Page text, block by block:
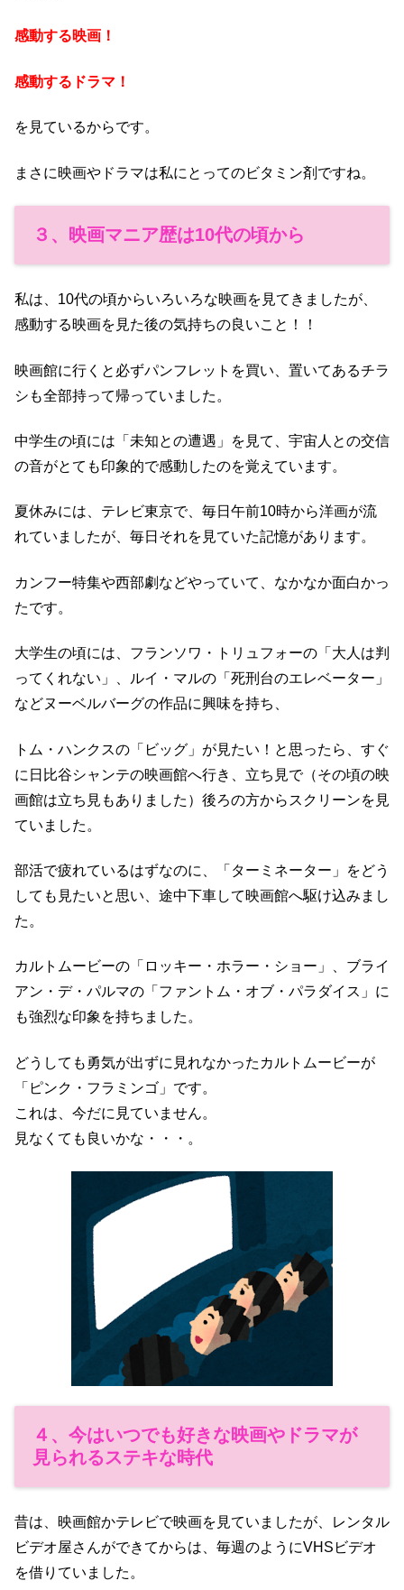
感動する映画！
感動するドラマ！
を見ているからです。
まさに映画やドラマは私にとってのビタミン剤ですね。
３、映画マニア歴は10代の頃から
私は、10代の頃からいろいろな映画を見てきましたが、
感動する映画を見た後の気持ちの良いこと！！
映画館に行くと必ずパンフレットを買い、置いてあるチラ
シも全部持って帰っていました。
中学生の頃には「未知との遭遇」を見て、宇宙人との交信
の音がとても印象的で感動したのを覚えています。
夏休みには、テレビ東京で、毎日午前10時から洋画が流
れていましたが
毎日それを見ていた記憶があります。
カンフー特集や西部劇などやっていて、 なかなか面白かっ
たです。
大学生の頃には、フランソワ・トリュフォーの「大人は判
ってくれない」、
ルイ・マルの「死刑台のエレベーター」
などヌーベルバーグの作品に興味を持ち、
トム・ハンクスの「ビッグ」が見たい！と思ったら、すぐ
に 日比谷シャンテの映画館へ行き、 立ち見で（その頃の映
画館は立ち見もありました） 後ろの方からスクリーンを見
ていました。
部活で疲れているはずなのに、「ターミネーター」をどう
しても見たいと思い、 途中下車して映画館へ駆け込みまし
た。
カルトムービーの「ロッキー・ホラー・ショー」、 ブライ
アン・デ・パルマの「ファントム・オブ・パラダイス」に
も強烈な印象を持ちました。
どうしても勇気が出ずに見れなかったカルトムービーが
「ピンク・フラミンゴ」です。
これは、今だに見ていません。
見なくても良いかな・・・。
４、今はいつでも好きな映画やドラマが
見られるステキな時代
昔は、映画館かテレビで映画を見ていましたが、
レンタル
ビデオ屋さんができてからは、毎週のようにVHSビデオ
を借りていました。